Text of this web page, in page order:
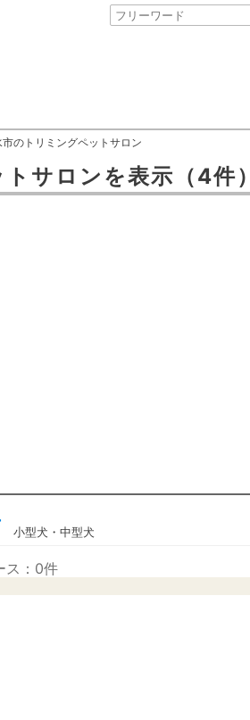
市のトリミングペットサロン
トサロン を表示 （4件）
小型犬・中型犬
ス：0件